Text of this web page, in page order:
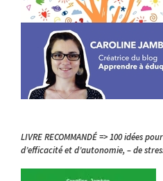
LIVRE RECOMMANDÉ => 100 idées
d’efficacité et d’autonomie, – de